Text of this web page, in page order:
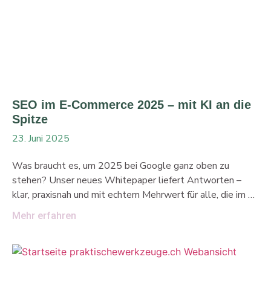
SEO im E-Commerce 2025 – mit KI an die
Spitze
23. Juni 2025
Was braucht es, um 2025 bei Google ganz oben zu
stehen? Unser neues Whitepaper liefert Antworten –
klar, praxisnah und mit echtem Mehrwert für alle, die im E-
Commerce auf Sichtbarkeit setzen. Künstliche Intelligenz
müssen Sie Inhalte liefern, die sowohl Maschinen als auch
Mehr erfahren